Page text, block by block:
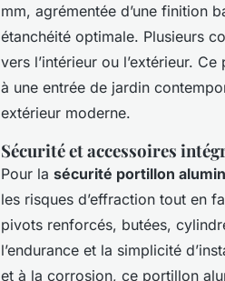
mm, agrémentée d’une finition
étanchéité optimale. Plusieurs
vers l’intérieur ou l’extérieur.
à une entrée de jardin
extérieur moderne.
Sécurité et accessoires
Pour la sécurité portillon
les risques d’effraction tout en
pivots renforcés, butées,
l’endurance et la simplicité
et à la corrosion, ce portillon